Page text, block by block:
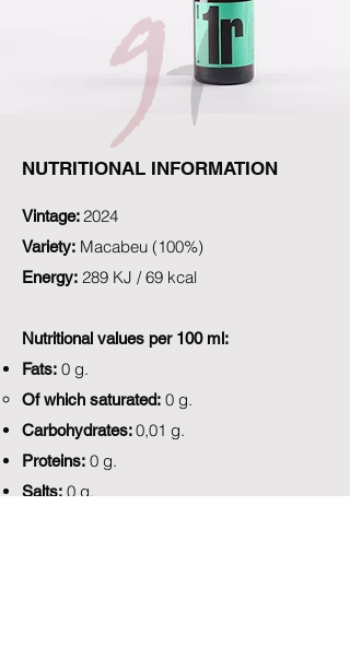
NUTRITIONAL INFORMATION
Vintage:2024
Variety: Macabeu (100%)
Energy: 289 KJ / 69 kcal
Nutritional values per 100 ml:
Fats: 0 g.
Of which saturated: 0 g.
Carbohydrates:0,01 g.
Proteins: 0 g.
Salts:0 g.